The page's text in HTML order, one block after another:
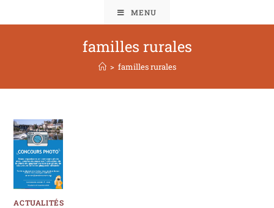
MENU
familles rurales
> familles rurales
ACTUALITÉS